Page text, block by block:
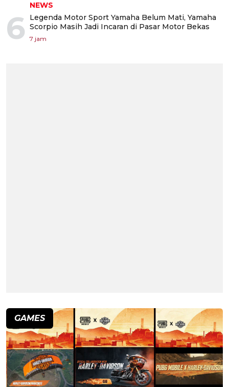
6
NEWS
Legenda Motor Sport Yamaha Belum Mati, Yamaha
Scorpio Masih Jadi Incaran di Pasar Motor Bekas
7 jam
GAMES